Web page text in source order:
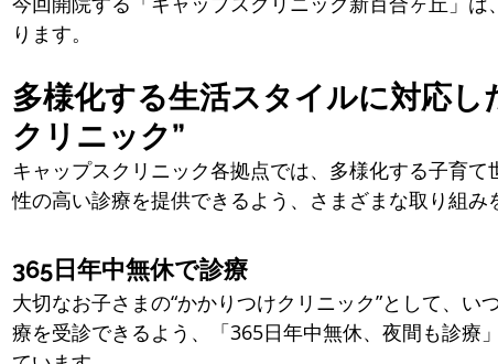
ります。
多様化する生活スタイルに対応し
クリニック”
キャップスクリニック各拠点では、多様化する子育
性の高い診療を提供できるよう、さまざまな取り組み
365日年中無休で診療
大切なお子さまの“かかりつけクリニック”として、い
療を受診できるよう、「365日年中無休、夜間も診療